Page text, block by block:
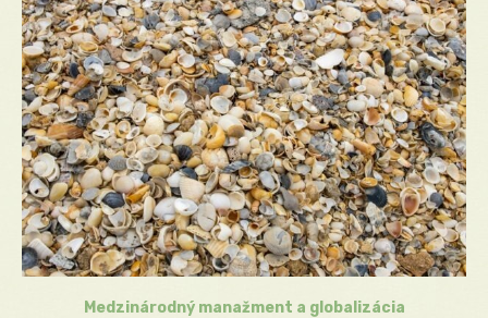
Medzinárodný manažment a globalizácia